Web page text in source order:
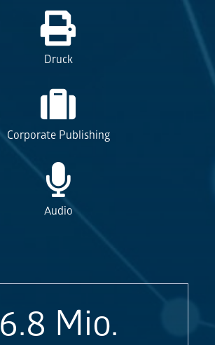
Druck
Corporate Publishing
Audio
6.8 Mio.